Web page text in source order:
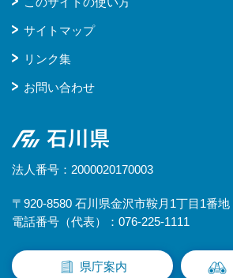
サイトマップ
リンク集
お問い合わせ
石川県
法人番号：2000020170003
〒920-8580 石川県金沢市鞍月1丁目1番地
電話番号（代表）：076-225-1111
県庁案内